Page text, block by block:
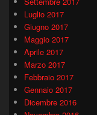
Luglio 2017
Giugno 2017
Maggio 2017
Aprile 2017
Marzo 2017
Febbraio 2017
Gennaio 2017
Dicembre 2016